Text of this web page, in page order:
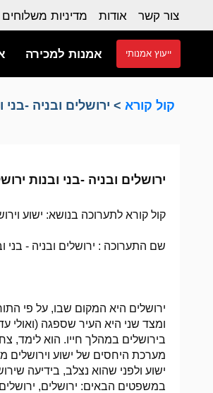
צור קשר אודות מדיניות משלוחים
ייעוץ אמנותי אמנות למכירה
קול קורא> ירושלים ובניה -בני
ירושלים ובניה -בני ובנות
קול קורא לתערוכה בנושא: ישוע
שם התערוכה : ירושלים ובניה - בני
ירושלים היא המקום שבו, על פי
ומצד שני היא העיר שספגה (ואולי
בירושלים במהלך חייו. הוא לימד,
ישוע ולפני שהוא נצלב, בידיעה
במשפטים הבאים: ירושלים,